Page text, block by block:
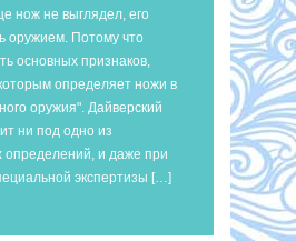
нож не выглядел, его
оружием. Потому что
основных признаков,
определяет ножи в
оружия". Дайверский
ни под одно из
и даже при
экспертизы […]